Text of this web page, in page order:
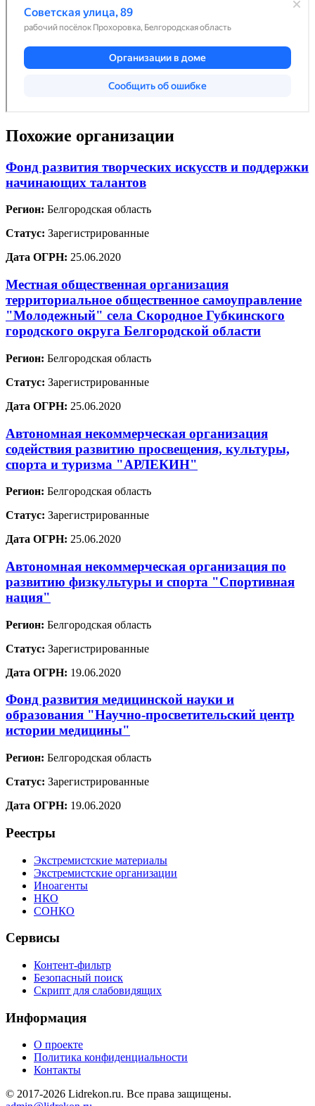
Похожие организации
Фонд развития творческих искусств и поддержки
начинающих талантов
Регион: Белгородская область
Статус: Зарегистрированные
Дата ОГРН: 25.06.2020
Местная общественная организация
территориальное общественное самоуправление
"Молодежный" села Скородное Губкинского
городского округа Белгородской области
Регион: Белгородская область
Статус: Зарегистрированные
Дата ОГРН: 25.06.2020
Автономная некоммерческая организация
содействия развитию просвещения, культуры,
спорта и туризма "АРЛЕКИН"
Регион: Белгородская область
Статус: Зарегистрированные
Дата ОГРН: 25.06.2020
Автономная некоммерческая организация по
развитию физкультуры и спорта "Спортивная
нация"
Регион: Белгородская область
Статус: Зарегистрированные
Дата ОГРН: 19.06.2020
Фонд развития медицинской науки и
образования "Научно-просветительский центр
истории медицины"
Регион: Белгородская область
Статус: Зарегистрированные
Дата ОГРН: 19.06.2020
Реестры
Экстремистские материалы
Экстремистские организации
Иноагенты
НКО
СОНКО
Сервисы
Контент-фильтр
Безопасный поиск
Скрипт для слабовидящих
Информация
О проекте
Политика конфиденциальности
Контакты
© 2017-2026 Lidrekon.ru. Все права защищены.